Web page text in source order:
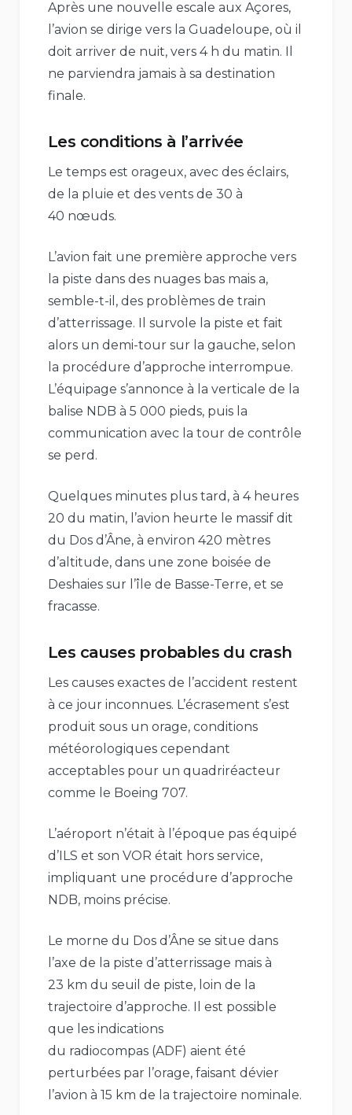
Après une nouvelle escale aux Açores,
l’avion se dirige vers la Guadeloupe, où il
doit arriver de nuit, vers 4 h du matin. Il
ne parviendra jamais à sa destination
finale.
Les conditions à l’arrivée
Le temps est orageux, avec des éclairs,
de la pluie et des vents de 30 à
40 nœuds.
L’avion fait une première approche vers
la piste dans des nuages bas mais a,
semble-t-il, des problèmes de train
d’atterrissage. Il survole la piste et fait
alors un demi-tour sur la gauche, selon
la procédure d’approche interrompue.
L’équipage s’annonce à la verticale de la
balise NDB à 5 000 pieds, puis la
communication avec la tour de contrôle
se perd.
Quelques minutes plus tard, à 4 heures
20 du matin, l’avion heurte le massif dit
du Dos d’Âne, à environ 420 mètres
d’altitude, dans une zone boisée de
Deshaies sur l’île de Basse-Terre, et se
fracasse.
Les causes probables du crash
Les causes exactes de l’accident restent
à ce jour inconnues. L’écrasement s’est
produit sous un orage, conditions
météorologiques cependant
acceptables pour un quadriréacteur
comme le Boeing 707.
L’aéroport n’était à l’époque pas équipé
d’ILS et son VOR était hors service,
impliquant une procédure d’approche
NDB, moins précise.
Le morne du Dos d’Âne se situe dans
l’axe de la piste d’atterrissage mais à
23 km du seuil de piste, loin de la
trajectoire d’approche. Il est possible
que les indications
du radiocompas (ADF) aient été
perturbées par l’orage, faisant dévier
l’avion à 15 km de la trajectoire nominale.